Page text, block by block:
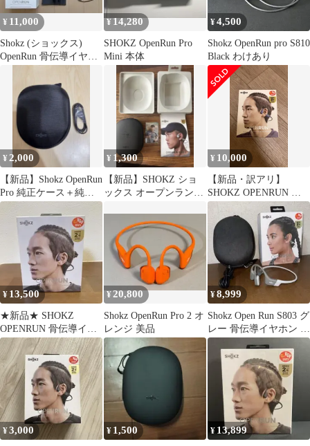
¥ 11,000
Shokz (ショックス)
OpenRun 骨伝導イヤホ
¥14,280
SHOKZ OpenRun Pro
Mini 本体
¥4,500
Shokz OpenRun pro S810
Black わけあり
¥ 2,000
【新品】Shokz OpenRun
Pro 純正ケース＋純正
充電ケーブル セット
¥ 1,300
【新品】SHOKZ ショ
ックス オープンランプ
ス、カード
¥ 10,000
【新品・訳アリ】
SHOKZ OPENRUN 骨
伝導イヤホン ブルー
¥ 13,500
★新品★ SHOKZ
OPENRUN 骨伝導イヤ
ホン S803 本体
¥20,800
Shokz OpenRun Pro 2 オ
レンジ 美品
¥8,999
Shokz Open Run S803 グ
レー 骨伝導イヤホン お
まけ付き
¥3,000 ¥ 1,500 ¥ 13,899